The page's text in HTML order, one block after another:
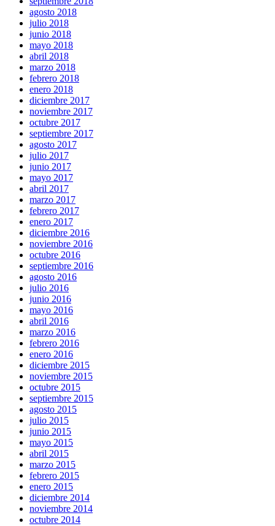
agosto 2018
julio 2018
junio 2018
mayo 2018
abril 2018
marzo 2018
febrero 2018
enero 2018
diciembre 2017
noviembre 2017
octubre 2017
septiembre 2017
agosto 2017
julio 2017
junio 2017
mayo 2017
abril 2017
marzo 2017
febrero 2017
enero 2017
diciembre 2016
noviembre 2016
octubre 2016
septiembre 2016
agosto 2016
julio 2016
junio 2016
mayo 2016
abril 2016
marzo 2016
febrero 2016
enero 2016
diciembre 2015
noviembre 2015
octubre 2015
septiembre 2015
agosto 2015
julio 2015
junio 2015
mayo 2015
abril 2015
marzo 2015
febrero 2015
enero 2015
diciembre 2014
noviembre 2014
octubre 2014